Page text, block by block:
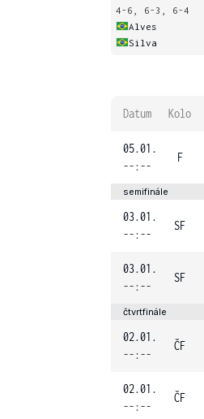
4-6, 6-3, 6-4
Alves
Silva
Datum Kolo
05.01.
--:--
F
semifinále
03.01.
--:--
SF
03.01.
--:--
SF
čtvrtfinále
02.01.
--:--
ČF
02.01.
--:--
ČF